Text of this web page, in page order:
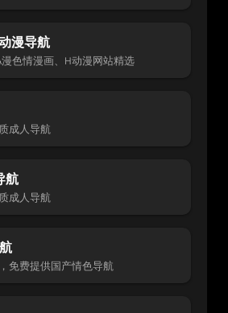
漫导航
色情漫画、H动漫网站精选
成人导航
航
成人导航
免费提供国产情色导航